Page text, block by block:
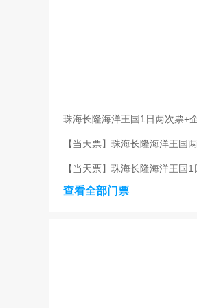
珠海长隆海洋王国1日两次票+
【当天票】珠海长隆海洋王国
【当天票】珠海长隆海洋王国
查看全部门票